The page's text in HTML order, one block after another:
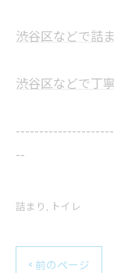
渋谷区などで詰
渋谷区などで丁
--
詰まり トイレ
< 前のページ